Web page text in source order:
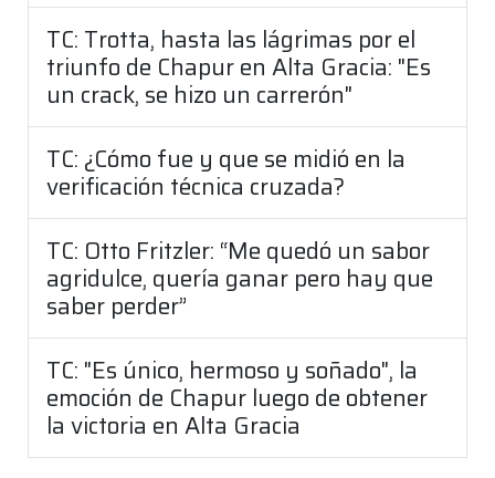
TC: Trotta, hasta las lágrimas por el
triunfo de Chapur en Alta Gracia: "Es
un crack, se hizo un carrerón"
TC: ¿Cómo fue y que se midió en la
verificación técnica cruzada?
TC: Otto Fritzler: “Me quedó un sabor
agridulce, quería ganar pero hay que
saber perder”
TC: "Es único, hermoso y soñado", la
emoción de Chapur luego de obtener
la victoria en Alta Gracia